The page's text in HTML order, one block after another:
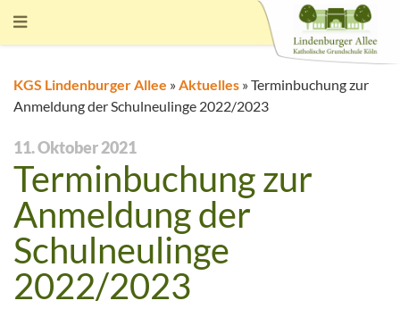
KGS Lindenburger Allee »Aktuelles »Terminbuchung zur
Anmeldung der Schulneulinge 2022/2023
11. Oktober 2021
Terminbuchung zur
Anmeldung der
Schulneulinge
2022/2023